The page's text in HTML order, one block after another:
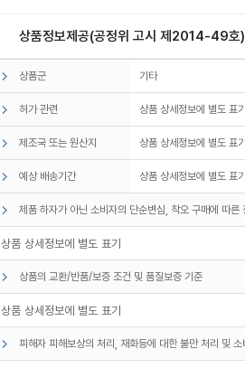
상품정보제공(공정위 고시 제2014-49호)
상품군 기타
허가 관련 상품 상세정보에 별도 표기
제조국 또는 원산지 상품 상세정보에 별도 표기
예상 배송기간 상품 상세정보에 별도 표기
제품 하자가 아닌 소비자의 단순변심, 착오 구매에 따
상품 상세정보에 별도 표기
상품의 교환/반품/보증 조건 및 품질보증 기준
상품 상세정보에 별도 표기
피해자 피해보상의 처리, 재화등에 대한 불만 처리 및